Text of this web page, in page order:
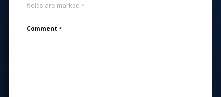
fields are marked *
Comment *